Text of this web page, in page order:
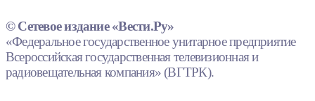
© Сетевое издание «Вести.Ру»
«Федеральное государственное унитарное предприятие
Всероссийская государственная телевизионная и
радиовещательная компания» (ВГТРК).